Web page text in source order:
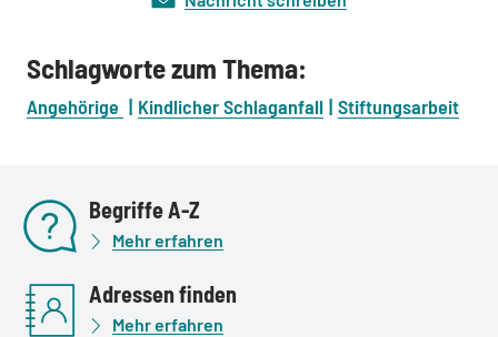
Schlagworte zum Thema:
Angehörige Kindlicher Schlaganfall Stiftungsarbeit
Begriffe A-Z
Mehr erfahren
Adressen finden
Mehr erfahren